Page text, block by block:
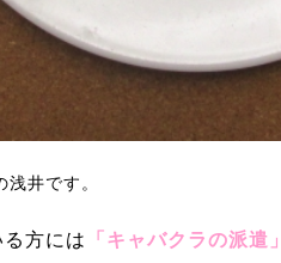
井です。
方には 「キャバクラの派遣」